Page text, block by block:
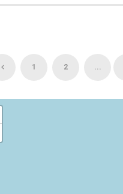
1 2 ...